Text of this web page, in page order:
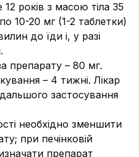
років з масою тіла 35
10-20 мг (1-2 таблетки)
до їди і, у разі
препарату – 80 мг.
– 4 тижні. Лікар
застосування
необхідно зменшити
при печінковій
препарат